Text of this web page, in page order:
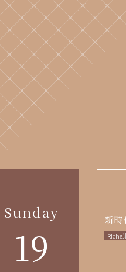
Sunday
19
新
Riche